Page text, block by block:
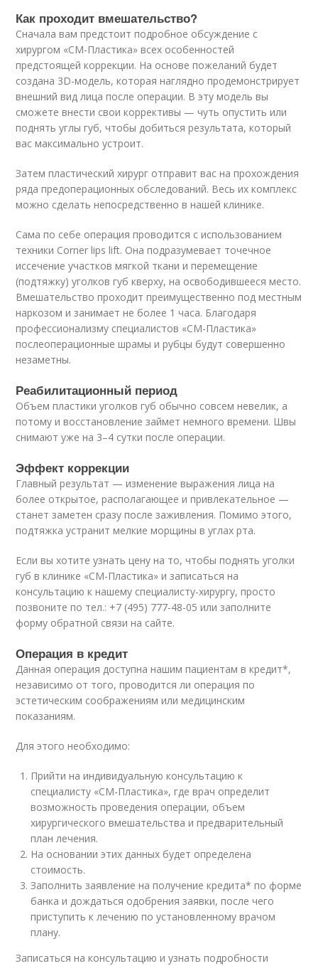
Как проходит вмешательство?
Сначала вам предстоит подробное обсуждение с
хирургом «СМ-Пластика» всех особенностей
предстоящей коррекции. На основе пожеланий будет
создана 3D-модель, которая наглядно продемонстрирует
внешний вид лица после операции. В эту модель вы
сможете внести свои коррективы — чуть опустить или
поднять углы губ, чтобы добиться результата, который
вас максимально устроит.
Затем пластический хирург отправит вас на прохождения
ряда предоперационных обследований. Весь их комплекс
можно сделать непосредственно в нашей клинике.
Сама по себе операция проводится с использованием
техники Corner lips lift. Она подразумевает точечное
иссечение участков мягкой ткани и перемещение
(подтяжку) уголков губ кверху, на освободившееся место.
Вмешательство проходит преимущественно под местным
наркозом и занимает не более 1 часа. Благодаря
профессионализму специалистов «СМ-Пластика»
послеоперационные шрамы и рубцы будут совершенно
незаметны.
Реабилитационный период
Объем пластики уголков губ обычно совсем невелик, а
потому и восстановление займет немного времени. Швы
снимают уже на 3–4 сутки после операции.
Эффект коррекции
Главный результат — изменение выражения лица на
более открытое, располагающее и привлекательное —
станет заметен сразу после заживления. Помимо этого,
подтяжка устранит мелкие морщины в углах рта.
Если вы хотите узнать цену на то, чтобы поднять уголки
губ в клинике «СМ-Пластика» и записаться на
консультацию к нашему специалисту-хирургу, просто
позвоните по тел.: +7 (495) 777-48-05 или заполните
форму обратной связи на сайте.
Операция в кредит
Данная операция доступна нашим пациентам в кредит*,
независимо от того, проводится ли операция по
эстетическим соображениям или медицинским
показаниям.
Для этого необходимо:
Прийти на индивидуальную консультацию к
специалисту «СМ-Пластика», где врач определит
возможность проведения операции, объем
хирургического вмешательства и предварительный
план лечения.
На основании этих данных будет определена
стоимость.
Заполнить заявление на получение кредита* по форме
банка и дождаться одобрения заявки, после чего
приступить к лечению по установленному врачом
плану.
Записаться на консультацию и узнать подробности